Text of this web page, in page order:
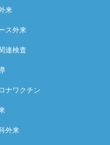
来
ス外来
連検査
ナワクチン
外来